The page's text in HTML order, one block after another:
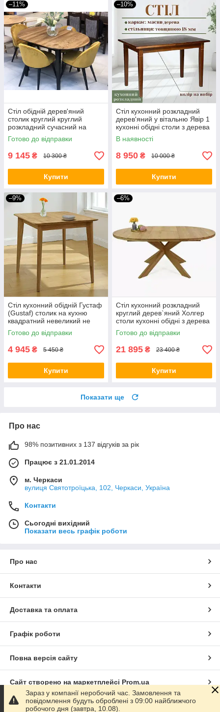
–11%
Стіл обідній дерев'яний
столик круглий круглий
розкладний сучасний на
кухню Женова 900(1300)х750
мм
Готово до відправки
9 145 ₴ 10 300 ₴
Купити
–10%
Стіл кухонний розкладний
дерев'яний у вітальню Явір 1
кухонні обідні столи з дерева
столики для кухні
120(160)х75 см
В наявності
8 950 ₴ 10 000 ₴
Купити
–9%
Стіл кухонний обідній Густаф
(Gustaf) столик на кухню
квадратний невеликий не
розкладний дерев'яний
сучасний для кухні
Готово до відправки
4 945 ₴ 5 450 ₴
Купити
–6%
Стіл кухонний розкладний
круглий дерев`яний Холгер
столи кухонні обідні з дерева
на кухню в кафе 1200
(1700)х1200х40(20+20)
Готово до відправки
21 895 ₴ 23 400 ₴
Купити
Показати ще
Про нас
98% позитивних з 137 відгуків за рік
Працює з 21.01.2014
м. Черкаси
вулиця Святотроїцька, 102, Черкаси, Україна
Контакти
Сьогодні вихідний
Показати весь графік роботи
Про нас
Контакти
Доставка та оплата
Графік роботи
Повна версія сайту
Сайт створено на маркетплейсі Prom.ua
Політика конфіденційності
Зараз у компанії неробочий час. Замовлення та
повідомлення будуть оброблені з 09:00 найближчого
робочого дня (завтра, 10.08).